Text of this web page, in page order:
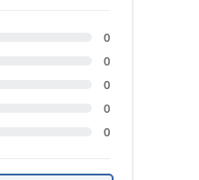
0
0
0
0
0